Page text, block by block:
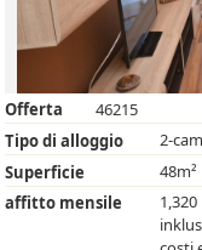
Offerta
46215
Tipo di alloggio
2-
Superficie
48m²
affitto mensile
1,320